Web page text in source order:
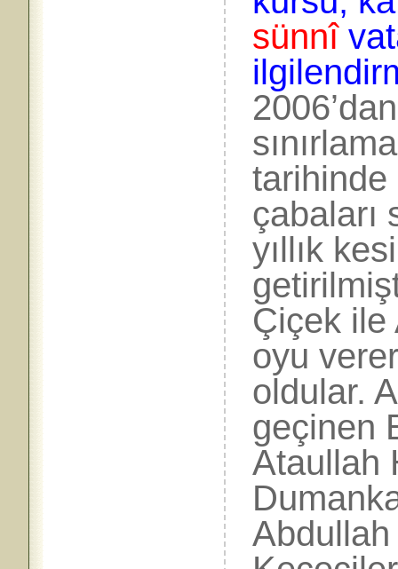
sünnî
tarihinde
çabaları
yıllık
Çiçek ile
oyu
oldular.
geçinen
Ataullah